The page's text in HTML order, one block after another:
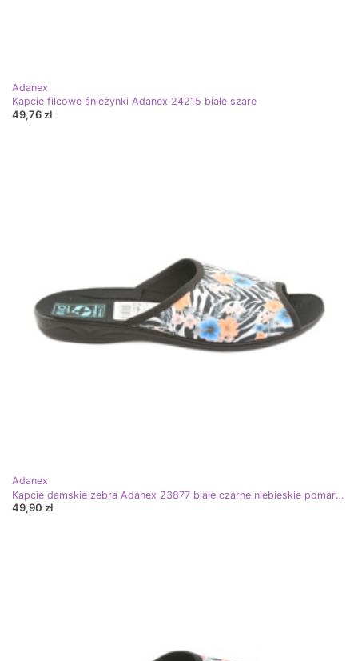
Adanex
Kapcie filcowe śnieżynki Adanex 24215 białe szare
49,76 zł
Adanex
Kapcie damskie zebra Adanex 23877 białe czarne niebieskie pomarańczowe
49,90 zł